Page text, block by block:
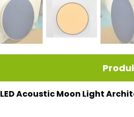
LED Acoustic Moon Light